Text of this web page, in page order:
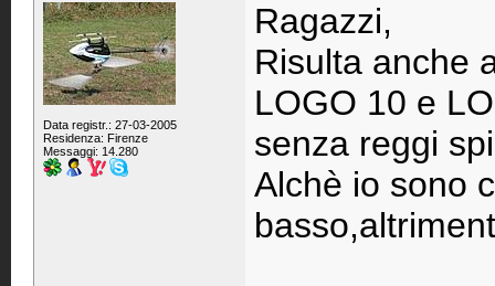
Data registr.: 27-03-2005
Residenza: Firenze
Messaggi: 14.280
Ragazzi,
Risulta anche
LOGO 10 e
senza reggi
Alchè io sono